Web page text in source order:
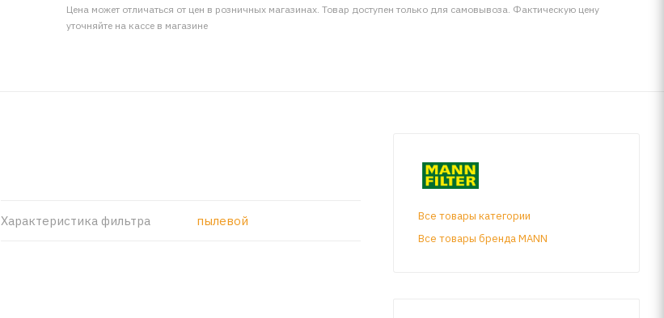
Цена может отличаться от цен в розничных магазинах. Товар доступен только для самовывоза. Фактическую цену
уточняйте на кассе в магазине
Характеристика фильтра пылевой
Все товары категории
Все товары бренда MANN